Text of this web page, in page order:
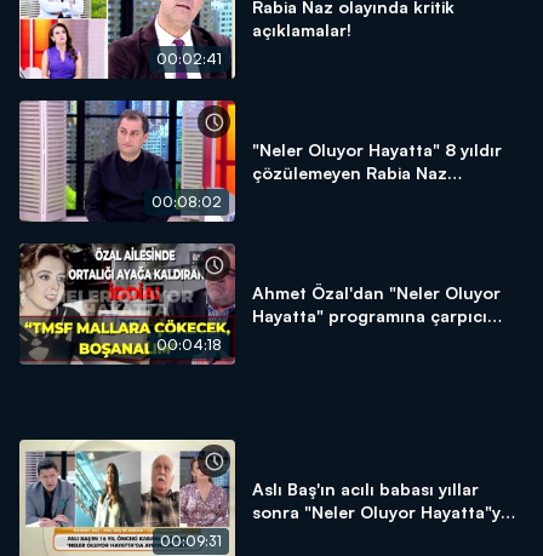
00:02:41
Rabia Naz olayında kritik
açıklamalar!
00:08:02
"Neler Oluyor Hayatta" 8 yıldır
çözülemeyen Rabia Naz
00:04:18
Ahmet Özal'dan "Neler Oluyor
Hayatta" programına çarpıcı
00:09:31
Aslı Baş'ın acılı babası yıllar
sonra "Neler Oluyor Hayatta"ya